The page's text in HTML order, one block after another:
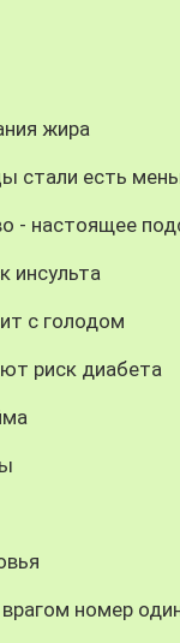
жира
стали есть
- настоящее
инсульта
с голодом
риск диабета
номер